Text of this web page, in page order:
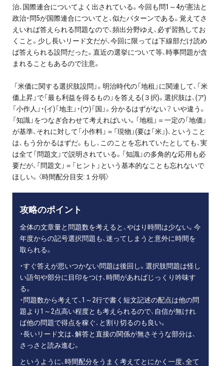
治、国際連合についてよく出されている。今回も問1～4が憲法と
政治・問5が国際連合についてと、似たパターンである。覚えてさ
えいれば答えられる問題なので、頻出分野ゆえ、必ず習熟してお
くこと。少し長いリード文だが、今回に限っては下線部だけ読め
ば答えられる設問だった。直近の選挙について等、時事問題が含
まれることもあるので注意。
「米価に関する選択肢設問」。明治時代の「地租」に関連して、「米
価上昇」で「最も利益を得るもの」を答える(３択)。選択肢は、(ア)
「小作人」・(イ)「地主」・(ウ)「国」。分かるはずがない？ いや違う。
「知識」をつなぎ合わせて考えればいい。「地租」＝一定の「地価」
が基準、それに対して「小作料」＝「現物」(要は「米」)、ということ
は、もう分かるはずだ。もし、このことを忘れていたとしても、実
は全て「問題文」で説明されている。「知識」の多角的な応用も必
要だが、「問題文」＝「ヒント」という基本的なことも忘れないで
ほしい。〈時間配分目安:１分弱〉
攻略のポイント
全体の文章量と問題数を考えると、やはり時間は少ない。今
年度からの記号選択問題も、迷ってしまうと意外に時間を
取られる。
・すぐ答えが思いつかない問題は後回し。選択肢問題は怪し
い語句や部分に目印をつけ、時間があればじっくり吟味す
る。
・問題数から考えて、1～2行で書く短文記述の配点は他の問
題より1～2点高い程度とも考えられるので、自信が無けれ
ば他の問題で得点を稼ぐ、と割り切るのも良い。
・長いリード文は、解答と直接の関係が無さそうな部分は、
さっさと読み進む。
というように、時間配分をうまく考えてとにかく一度、全て